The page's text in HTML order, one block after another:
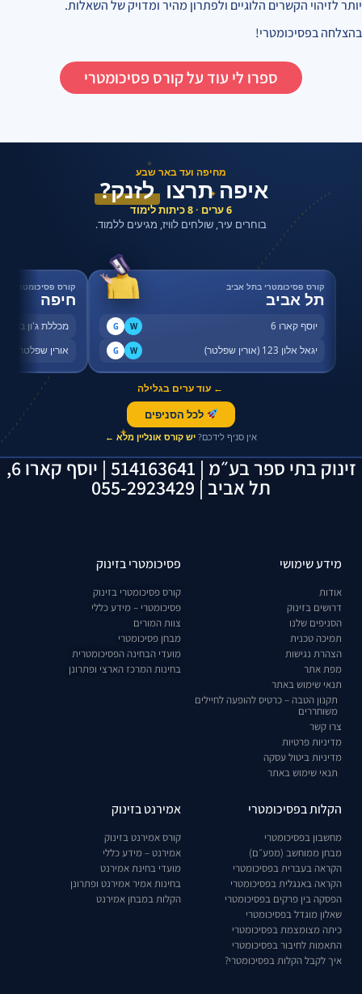
יותר לזיהוי הקשרים הלוגיים ולפתרון מהיר ומדויק של השאלות.
בהצלחה בפסיכומטרי!
ספרו לי עוד על קורס פסיכומטרי
✦
✦
✦
מחיפה ועד באר שבע
איפה תרצולזנק?
6 ערים · 8 כיתות לימוד
בוחרים עיר, שולחים לוויז, מגיעים ללמוד.
קורס פסיכומטרי בתל אביב
תל אביב
יוסף קארו 6 W
G
יגאל אלון 123 (אורין שפלטר) W
G
קורס פסיכומטרי
חיפה
מכללת ג'ון
אורין שפלטר,
← עוד ערים בגלילה
לכל הסניפים
אין סניף לידכם? יש קורס אונליין מלא ←
זינוק בתי ספר בע״מ | 514163641 | יוסף קארו 6,
תל אביב | 055-2923429
מידע שימושי
אודות
דרושים בזינוק
הסניפים שלנו
תמיכה טכנית
הצהרת נגישות
מפת אתר
תנאי שימוש באתר
תקנון הטבה – כרטיס להופעה לחיילים
משוחררים
צרו קשר
מדיניות פרטיות
מדיניות ביטול עסקה
תנאי שימוש באתר
פסיכומטרי בזינוק
קורס פסיכומטרי בזינוק
פסיכומטרי – מידע כללי
צוות המורים
מבחן פסיכומטרי
מועדי הבחינה הפסיכומטרית
בחינות המרכז הארצי ופתרונן
הקלות בפסיכומטרי
מחשבון בפסיכומטרי
מבחן ממוחשב (מפע״ם)
הקראה בעברית בפסיכומטרי
הקראה באנגלית בפסיכומטרי
הפסקה בין פרקים בפסיכומטרי
שאלון מוגדל בפסיכומטרי
כיתה מצומצמת בפסיכומטרי
התאמות לחיבור בפסיכומטרי
איך לקבל הקלות בפסיכומטרי?
אמירנט בזינוק
קורס אמירנט בזינוק
אמירנט – מידע כללי
מועדי בחינת אמירנט
בחינות אמיר אמירנט ופתרונן
הקלות במבחן אמירנט